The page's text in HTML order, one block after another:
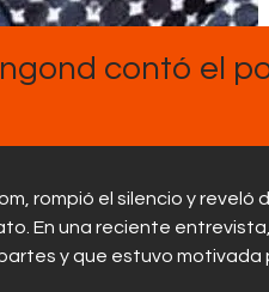
contó el
rompió el silencio y
En una reciente
y que estuvo